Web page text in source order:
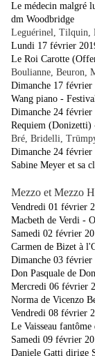
Le médecin malgré
dm Woodbridge
Leguérinel, Tilquin,
Lundi 17 février
Le Roi Carotte
Boulianne, Beuron,
Dimanche 17 février
Wang piano -
Dimanche 24 février
Requiem (Donizetti)
Bré, Bridelli,
Dimanche 24 février
Sabine Meyer et sa
Mezzo et Mezzo
Vendredi 01 février
Macbeth de Verdi -
Samedi 02 février
Carmen de Bizet à
Dimanche 03 février
Don Pasquale de
Mercredi 06 février
Norma de Vicenzo
Vendredi 08 février
Le Vaisseau
Samedi 09 février
Daniele Gatti dirige